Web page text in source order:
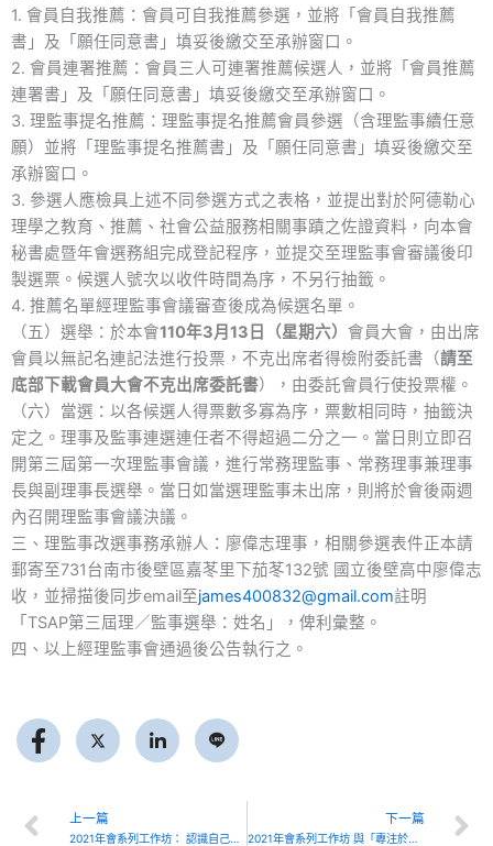
1. 會員自我推薦：會員可自我推薦參選，並將「會員自我推薦
書」及「願任同意書」填妥後繳交至承辦窗口。
2. 會員連署推薦：會員三人可連署推薦候選人，並將「會員推薦
連署書」及「願任同意書」填妥後繳交至承辦窗口。
3. 理監事提名推薦：理監事提名推薦會員參選（含理監事續任意
願）並將「理監事提名推薦書」及「願任同意書」填妥後繳交至
承辦窗口。
3. 參選人應檢具上述不同參選方式之表格，並提出對於阿德勒心
理學之教育、推薦、社會公益服務相關事蹟之佐證資料，向本會
秘書處暨年會選務組完成登記程序，並提交至理監事會審議後印
製選票。候選人號次以收件時間為序，不另行抽籤。
4. 推薦名單經理監事會議審查後成為候選名單。
（五）選舉：於本會110年3月13日（星期六） 會員大會，由出席
會員以無記名連記法進行投票，不克出席者得檢附委託書（請至
底部下載會員大會不克出席委託書），由委託會員行使投票權。
（六）當選：以各候選人得票數多寡為序，票數相同時，抽籤決
定之。理事及監事連選連任者不得超過二分之一。當日則立即召
開第三屆第一次理監事會議，進行常務理監事、常務理事兼理事
長與副理事長選舉。當日如當選理監事未出席，則將於會後兩週
內召開理監事會議決議。
三、理監事改選事務承辦人：廖偉志理事，相關參選表件正本請
郵寄至731台南市後壁區嘉苳里下茄苳132號 國立後壁高中廖偉志
收，並掃描後同步email至james400832@gmail.com註明
「TSAP第三屆理／監事選舉：姓名」，俾利彙整。
四、以上經理監事會通過後公告執行之。
Prev
上一篇
2021年會系列工作坊： 認識自己的新路徑–正念與阿德勒的對話
下一篇
2021年會系列工作坊 與「專注於靈性（Spiritually-focused）」之個案工作